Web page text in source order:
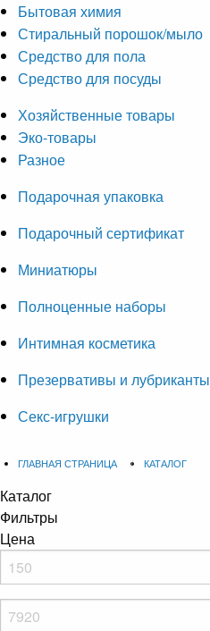
Бытовая химия
Стиральный порошок/мыло
Средство для пола
Средство для посуды
Хозяйственные товары
Эко-товары
Разное
Подарочная упаковка
Подарочный сертификат
Миниатюры
Полноценные наборы
Интимная косметика
Презервативы и лубриканты
Секс-игрушки
ГЛАВНАЯ СТРАНИЦА КАТАЛОГ
Каталог
Фильтры
Цена